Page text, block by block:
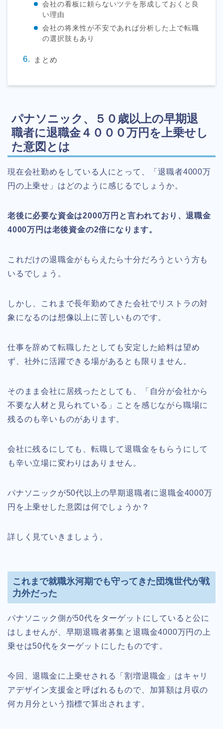
会社の看板に頼らないツテを形成しておくと良
い理由
会社の将来性が不安であれば分析した上で転職
の選択肢もあり
まとめ
パナソニック、５０歳以上の早期退
職者に退職金４０００万円を上乗せし
た意図とは
現在会社勤めをしている人にとって、「退職者4000万
円の上乗せ」はどのように感じるでしょうか。
老後に必要な資金は2000万円と言われており、退職金
4000万円は老後資金の2倍になります。
これだけの退職金がもらえたら十分だろうという方も
いるでしょう。
しかし、これまで長年勤めてきた会社でリストラの対
象になるのは想像以上に苦しいものです。
仕事を辞めて転職したとしても安定した給料は望め
ず、社外に活躍できる場があるとも限りません。
そのまま会社に居残ったとしても、「自分が会社から
不要な人材と見られている」ことを感じながら職場に
残るのも辛いものがあります。
会社に残るにしても、転職して退職金をもらうにして
も辛い立場に変わりはありません。
パナソニックが50代以上の早期退職者に退職金4000万
円を上乗せした意図は何でしょうか？
詳しく見ていきましょう。
これまで就職氷河期でも守ってきた団塊世代が戦
力外だった
パナソニック側が50代をターゲットにしていると公に
はしませんが、早期退職者募集と退職金4000万円の上
乗せは50代をターゲットにしたものです。
今回、退職金に上乗せされる「割増退職金」はキャリ
アデザイン支援金と呼ばれるもので、加算額は月収の
何カ月分という指標で算出されます。